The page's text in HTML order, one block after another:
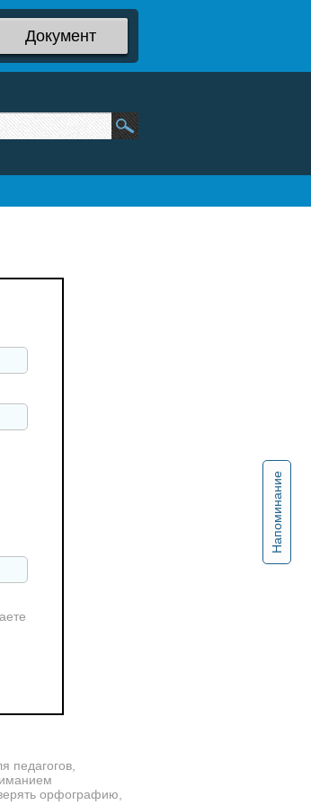
Документ
Напоминание
педагогов,
орфографию,